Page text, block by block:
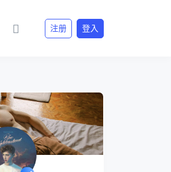
注册 登入